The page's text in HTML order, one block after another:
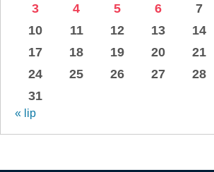
3
4 5 6 7
10
11 12 13 14
17
18 19 20 21
24
25 26 27 28
31
« lip